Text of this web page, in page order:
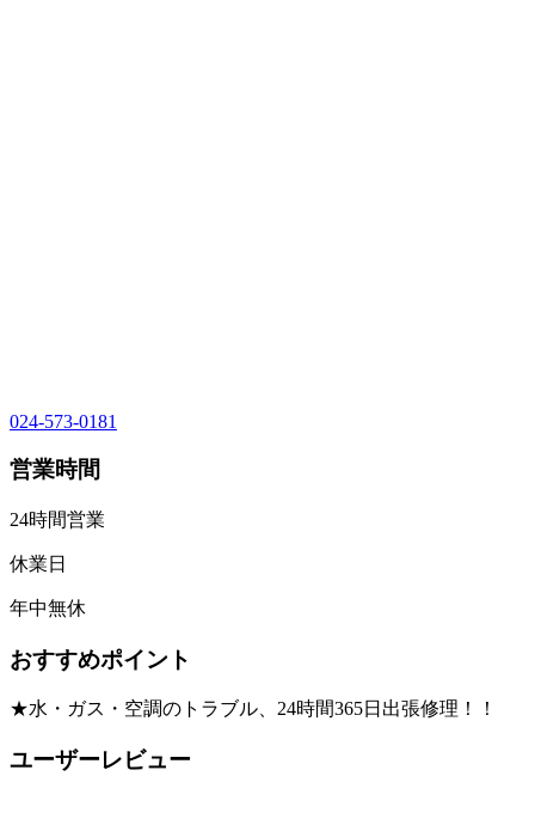
024-573-0181
営業時間
24時間営業
休業日
年中無休
おすすめポイント
★水・ガス・空調のトラブル、24時間365日出張修理！！
ユーザーレビュー